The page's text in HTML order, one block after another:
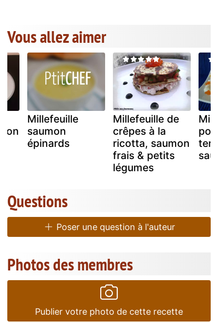
Vous allez aimer
Millefeuille
saumon
épinards
Millefeuille de
crêpes à la
ricotta, saumon
frais & petits
légumes
Questions
Poser une question à l'auteur
Photos des membres
Publier votre photo de cette recette